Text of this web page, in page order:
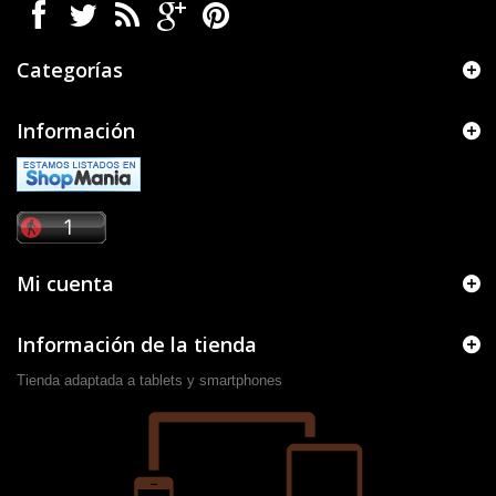
Categorías
Información
Mi cuenta
Información de la tienda
Tienda adaptada a tablets y smartphones